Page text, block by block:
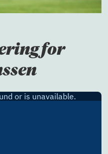
for